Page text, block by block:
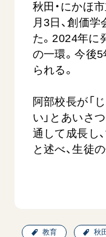
日蓮大聖人の仏法（
釈尊～法華経
日蓮大聖人
初代会長・牧口常
第2代会長・戸田
第3代会長・池田大
仏法を学ぶ
仏法を語る
主な行事
年間の活動について
友人葬
彼岸
核兵器の廃絶に向
「人権文化」「ジェ
「持続可能な開発目
人道支援
展示活動
教育本部の活動
図書贈呈
各国ウェブサイト
世界の創価学会の歴
基本情報
創価学会 会憲
創価学会 社会憲章
組織・機構
会長・理事長・各部
関連団体
会員サポート
座談会御書ｅ講義
小説『新・人間革命』
御書検索［新版］
関連リンク
創価学会総本部
soka youth media
ご意見
秋田・にかほ
月3日、創価
た。2024年に
の一環。今後
られる。
阿部校長が「
い」とあいさ
通して成長し
と述べ、生徒
教育 秋